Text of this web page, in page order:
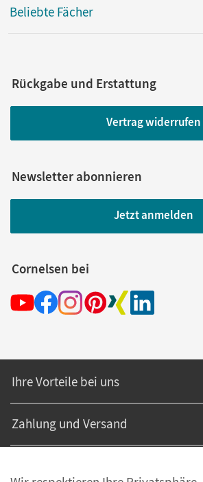
Beliebte Fächer
Rückgabe und Erstattung
Vertrag widerrufen
Newsletter abonnieren
Jetzt anmelden
Cornelsen bei
Ihre Vorteile bei uns
Zahlung und Versand